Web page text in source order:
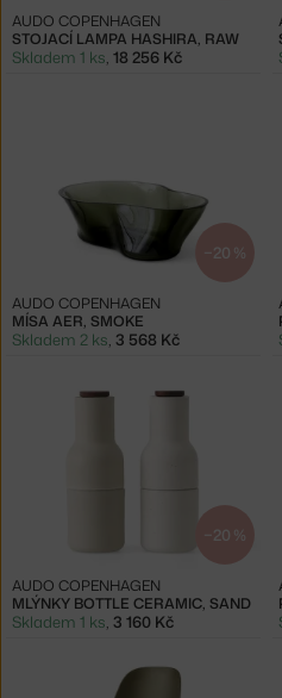
STOJACÍ LAMPA HASHIRA, RAW
AUDO COPENHAGEN
Skladem 1 ks, 18 256 Kč
−20 %
MÍSA AER, SMOKE
AUDO COPENHAGEN
Skladem 2 ks, 3 568 Kč
−20 %
MLÝNKY BOTTLE CERAMIC, SAND
AUDO COPENHAGEN
Skladem 1 ks, 3 160 Kč